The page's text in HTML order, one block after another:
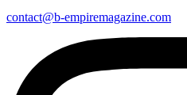
contact@b-empiremagazine.com